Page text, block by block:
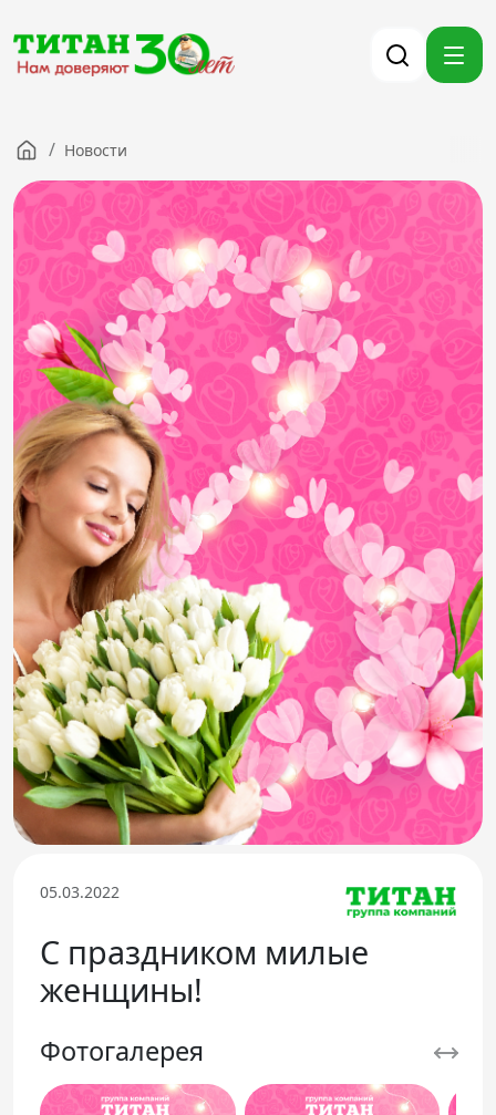
Компания
Партнерам
Тендеры
Вакансии
Новости
Контакты
Версия для слабовидящих
8 (3012) 411-099
Телефон доверия
/ Новости
05.03.2022
С праздником милые
женщины!
Фотогалерея